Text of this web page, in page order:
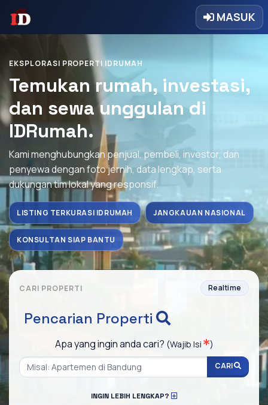
MASUK
EKSPLORASI PROPERTI IDRUMAH
Temukan rumah, investasi,
dan sewa unggulan di
IDRumah.
Kami menghubungkan penjual, pembeli, investor, dan
penyewa dengan foto jernih, data lengkap, serta
dukungan tim lokal yang responsif.
LISTING TERKURASI IDRUMAH JANGKAUAN NASIONAL
KONSULTAN SIAP BANTU
CARI PROPERTI Realtime
Pencarian Properti
Apa yang ingin anda cari? (Wajib Isi )
CARI
INGIN LEBIH LENGKAP?